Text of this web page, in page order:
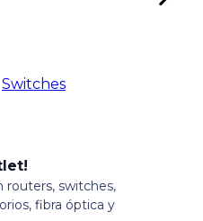
Switches
routers, switches,
fibra óptica y